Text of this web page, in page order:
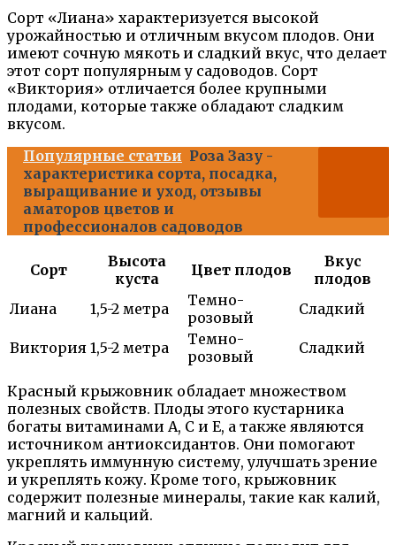
Сорт «Лиана» характеризуется высокой
урожайностью и отличным вкусом плодов. Они
имеют сочную мякоть и сладкий вкус, что делает
этот сорт популярным у садоводов. Сорт
«Виктория» отличается более крупными
плодами, которые также обладают сладким
вкусом.
Популярные статьи Роза Зазу -
характеристика сорта, посадка,
выращивание и уход, отзывы
аматоров цветов и
профессионалов садоводов
Сорт
Высота
куста
Цвет плодов
Вкус
плодов
Лиана
1,5-2 метра
Темно-
розовый
Сладкий
Виктория 1,5-2 метра
Темно-
розовый
Сладкий
Красный крыжовник обладает множеством
полезных свойств. Плоды этого кустарника
богаты витаминами А, С и Е, а также являются
источником антиоксидантов. Они помогают
укреплять иммунную систему, улучшать зрение
и укреплять кожу. Кроме того, крыжовник
содержит полезные минералы, такие как калий,
магний и кальций.